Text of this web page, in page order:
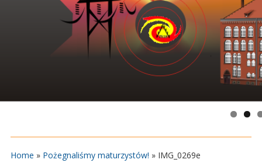
Home » Pożegnaliśmy maturzystów! » IMG_0269e